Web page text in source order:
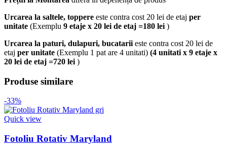
Urcarea la saltele, toppere este contra cost 20 lei de etaj per
unitate (Exemplu 9 etaje x 20 lei de etaj =180 lei )
Urcarea la paturi, dulapuri, bucatarii este contra cost 20 lei de
etaj per unitate (Exemplu 1 pat are 4 unitati) (4 unitati x 9 etaje x
20 lei de etaj =720 lei )
Produse similare
-33%
Quick view
Fotoliu Rotativ Maryland